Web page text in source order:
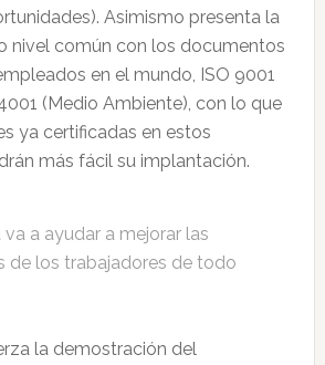
Asimismo presenta la
nivel común con los documentos
en el mundo, ISO 9001
(Medio Ambiente), con lo que
ya certificadas en estos
más fácil su implantación.
va a ayudar a mejorar las
de los trabajadores de todo
la demostración del